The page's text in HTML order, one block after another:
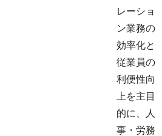
レーショ
ン業務の
効率化と
従業員の
利便性向
上を主目
的に、人
事・労務